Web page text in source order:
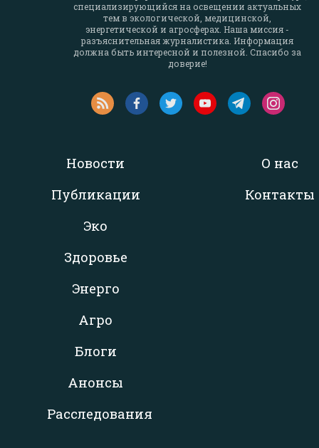
специализирующийся на освещении актуальных
тем в экологической, медицинской,
энергетической и агросферах. Наша миссия -
разъяснительная журналистика. Информация
должна быть интересной и полезной. Спасибо за
доверие!
Новости
Публикации
Эко
Здоровье
Энерго
Агро
Блоги
Анонсы
Расследования
О нас
Контакты